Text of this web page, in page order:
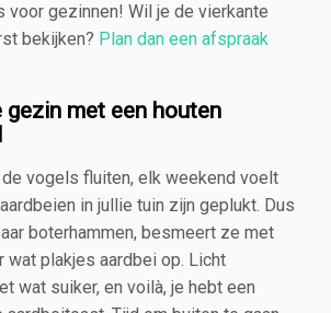
voor gezinnen! Wil je de vierkante
bekijken? Plan dan een afspraak
gezin met een houten
vogels fluiten, elk weekend voelt
in jullie tuin zijn geplukt. Dus
boterhammen, besmeert ze met
wat plakjes aardbei op. Licht
wat suiker, en voilà, je hebt een